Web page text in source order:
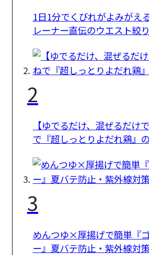
1日1分でくびれがよみがえ
レーナー直伝のウエスト絞
2
【ゆでるだけ、混ぜるだけ
で『超しっとりよだれ鶏』
3
めんつゆ×厚揚げで簡単『
ー』夏バテ防止・紫外線対